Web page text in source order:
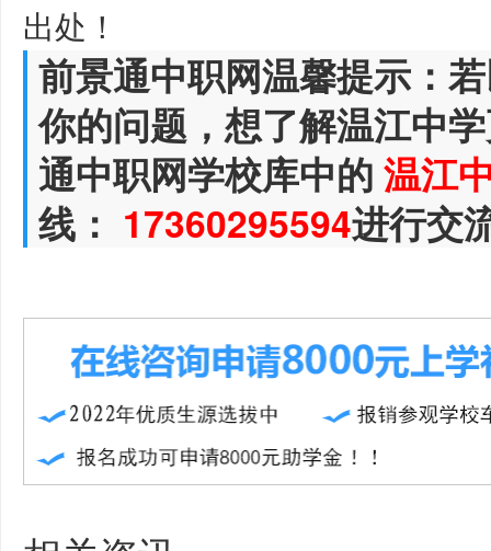
出处！
前景通中职网温馨提示：
你的问题，想了解温江中
通中职网学校库中的 温江
线： 17360295594进行交